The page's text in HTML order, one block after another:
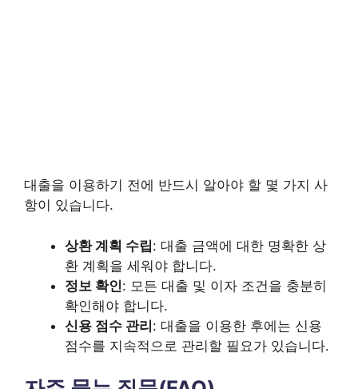
대출을 이용하기 전에 반드시 알아야 할 몇 가지 사
항이 있습니다.
상환 계획 수립: 대출 금액에 대한 명확한 상
환 계획을 세워야 합니다.
정보 확인: 모든 대출 및 이자 조건을 충분히
확인해야 합니다.
신용 점수 관리: 대출을 이용한 후에는 신용
점수를 지속적으로 관리할 필요가 있습니다.